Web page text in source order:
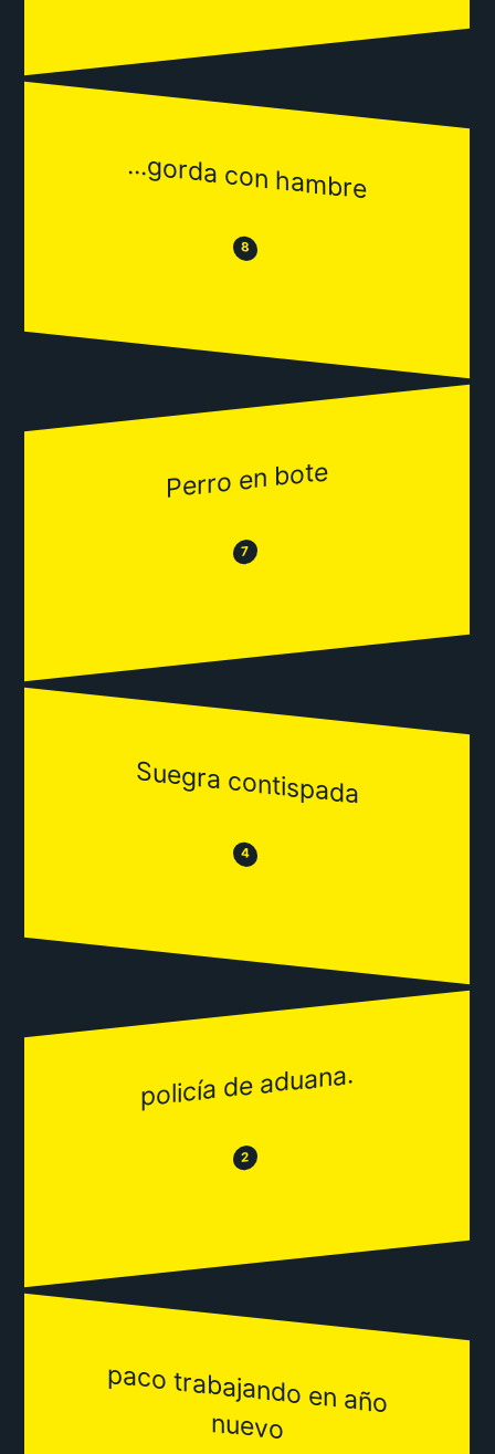
...gorda con hambre
😒 8 😂
Perro en bote
😒 7 😂
Suegra contispada
😒 4 😂
policía de aduana.
😒 2 😂
paco trabajando en año
nuevo